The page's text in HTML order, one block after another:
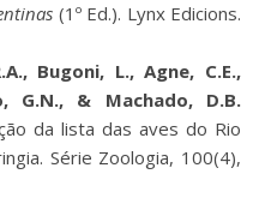
(1º Ed.). Lynx Edicions.
Bugoni, L., Agne, C.E.,
G.N., & Machado, D.B.
da lista das aves do Rio
Série Zoologia, 100(4),